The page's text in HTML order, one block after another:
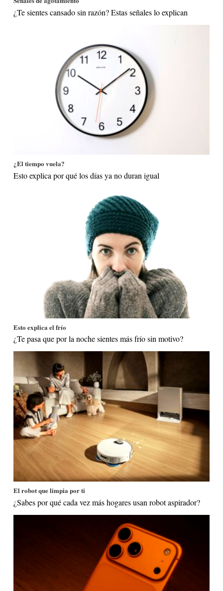
¿Te sientes cansado sin razón? Estas señales lo explican
¿El tiempo vuela?
Esto explica por qué los días ya no duran igual
Esto explica el frío
¿Te pasa que por la noche sientes más frío sin motivo?
El robot que limpia por ti
¿Sabes por qué cada vez más hogares usan robot aspirador?